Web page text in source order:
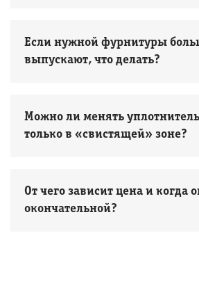
Если нужной фурнитуры
выпускают, что делать?
Можно ли менять
только в «свистящей» зоне?
От чего зависит цена и когда
окончательной?